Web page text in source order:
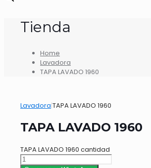
Tienda
Home
Lavadora
TAPA LAVADO 1960
Lavadora|TAPA LAVADO 1960
TAPA LAVADO 1960
TAPA LAVADO 1960 cantidad